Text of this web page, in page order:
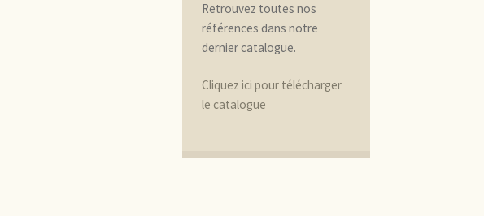
Retrouvez toutes nos
références dans notre
dernier catalogue.
Cliquez ici pour télécharger
le catalogue